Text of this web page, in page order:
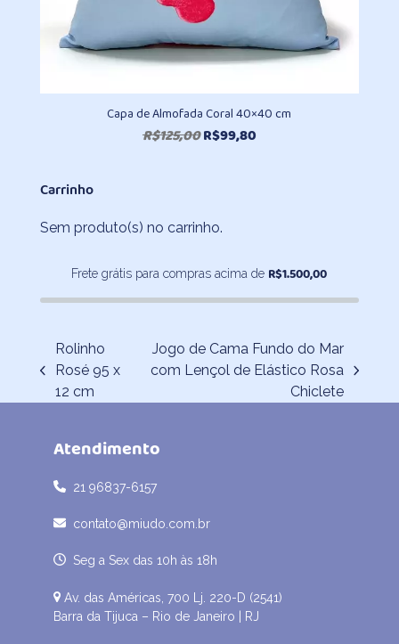
Capa de Almofada Coral 40×40 cm
R$125,00O
R$99,80O
Carrinho
Sem produto(s) no carrinho.
Frete grátis para compras acima de R$1.500,00
previous
post:
Rolinho
Rosé 95 x
12 cm
next
post:
Jogo de Cama Fundo do Mar
com Lençol de Elástico Rosa
Chiclete
Atendimento
21 96837-6157
contato@miudo.com.br
Seg a Sex das 10h às 18h
Av. das Américas, 700 Lj. 220-D (2541)
Barra da Tijuca – Rio de Janeiro | RJ